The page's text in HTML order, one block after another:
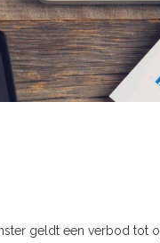
geldt een verbod